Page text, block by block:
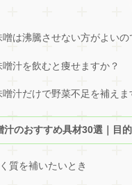
噌は沸騰させない方がよいの
汁を飲むと痩せますか？
噌汁だけで野菜不足を補えま
汁のおすすめ具材30選｜目
質を補いたいとき